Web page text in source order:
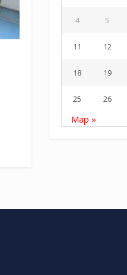
4 5
11 12
18 19
25 26
Мар »